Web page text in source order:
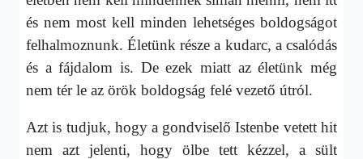
és nem most kell minden lehetséges boldogságot
felhalmoznunk. Életünk része a kudarc, a csalódás
és a fájdalom is. De ezek miatt az életünk még
nem tér le az örök boldogság felé vezető útról.
Azt is tudjuk, hogy a gondviselő Istenbe vetett hit
nem azt jelenti, hogy ölbe tett kézzel, a sült